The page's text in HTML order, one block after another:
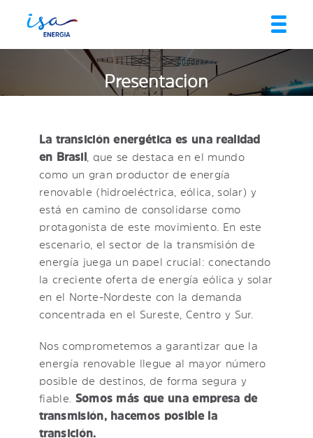
Presentación
La transición energética es una realidad
en Brasil
, que se destaca en el mundo
como un gran productor de energía
renovable (hidroeléctrica, eólica, solar) y
está en camino de consolidarse como
protagonista de este movimiento. En este
escenario, el sector de la transmisión de
energía juega un papel crucial: conectando
la creciente oferta de energía eólica y solar
en el Norte-Nordeste con la demanda
concentrada en el Sureste, Centro y Sur.
Nos comprometemos a garantizar que la
energía renovable llegue al mayor número
posible de destinos, de forma segura y
fiable. Somos más que una empresa de
transmisión, hacemos posible la
transición.